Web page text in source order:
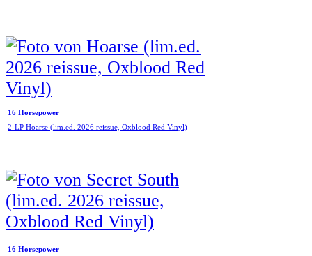
16 Horsepower
2-LP Hoarse (lim.ed. 2026 reissue, Oxblood Red Vinyl)
16 Horsepower